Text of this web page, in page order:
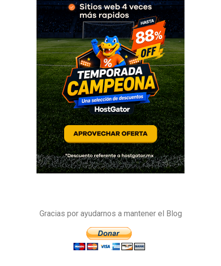
Gracias por ayudarnos a mantener el Blog